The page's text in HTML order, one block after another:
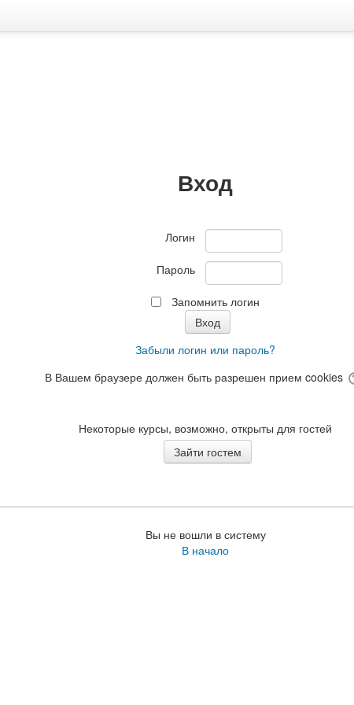
Вход
Логин
Пароль
Запомнить логин
Забыли логин или пароль?
В Вашем браузере должен быть разрешен прием cookies
Некоторые курсы, возможно, открыты для гостей
Вы не вошли в систему
В начало